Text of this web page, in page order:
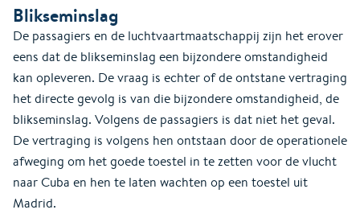
Blikseminslag
De passagiers en de luchtvaartmaatschappij zijn het erover
eens dat de blikseminslag een bijzondere omstandigheid
kan opleveren. De vraag is echter of de ontstane vertraging
het directe gevolg is van die bijzondere omstandigheid, de
blikseminslag. Volgens de passagiers is dat niet het geval.
De vertraging is volgens hen ontstaan door de operationele
afweging om het goede toestel in te zetten voor de vlucht
naar Cuba en hen te laten wachten op een toestel uit
Madrid.